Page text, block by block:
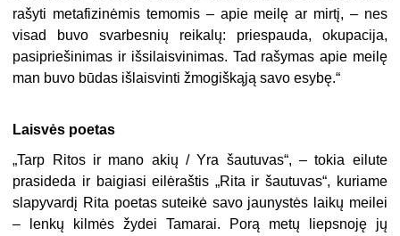
rašyti metafizinėmis temomis – apie meilę ar mirtį, – nes
visad buvo svarbesnių reikalų: priespauda, okupacija,
pasipriešinimas ir išsilaisvinimas. Tad rašymas apie meilę
man buvo būdas išlaisvinti žmogiškąją savo esybę.“
Laisvės poetas
„Tarp Ritos ir mano akių / Yra šautuvas“, – tokia eilute
prasideda ir baigiasi eilėraštis „Rita ir šautuvas“, kuriame
slapyvardį Rita poetas suteikė savo jaunystės laikų meilei
– lenkų kilmės žydei Tamarai. Porą metų liepsnoję jų